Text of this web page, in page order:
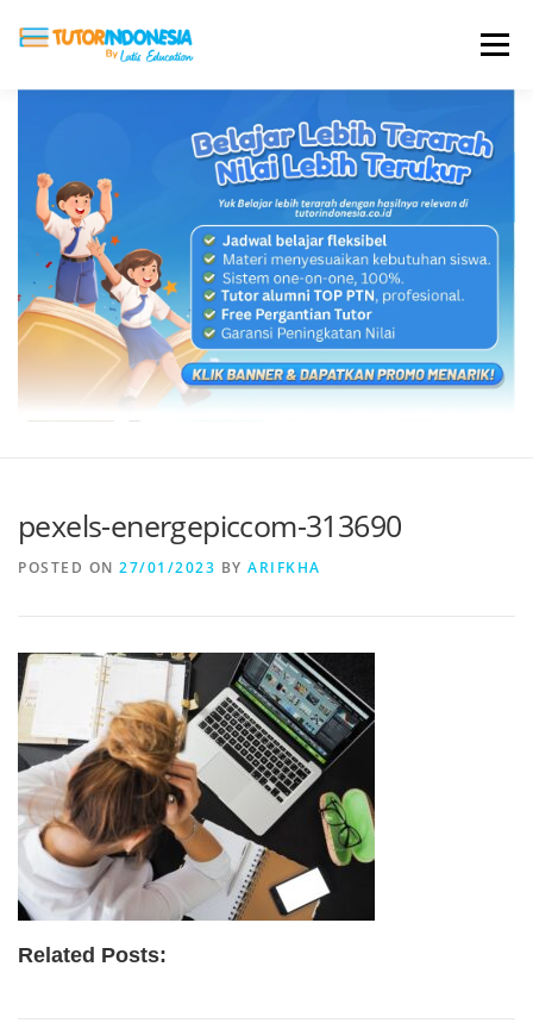
Menu
ABOUT US JADI PENGAJAR
BIAYA LES TESTIMONI PROFIL ALUMNI
BLOG DAFTAR SEKOLAH
pexels-energepiccom-313690
POSTED ON 27/01/2023 BY ARIFKHA
Related Posts: